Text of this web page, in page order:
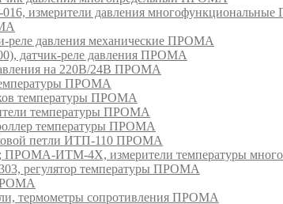
измерители давления
реле давления механические ПРОМА
датчик-реле давления ПРОМА
на 220В/24В ПРОМА
ПРОМА
температуры ПРОМА
температуры ПРОМА
температуры ПРОМА
петли ИТП-110 ПРОМА
ИТМ-4Х, измерители температуры
регулятор температуры ПРОМА
термометры сопротивления ПРОМА